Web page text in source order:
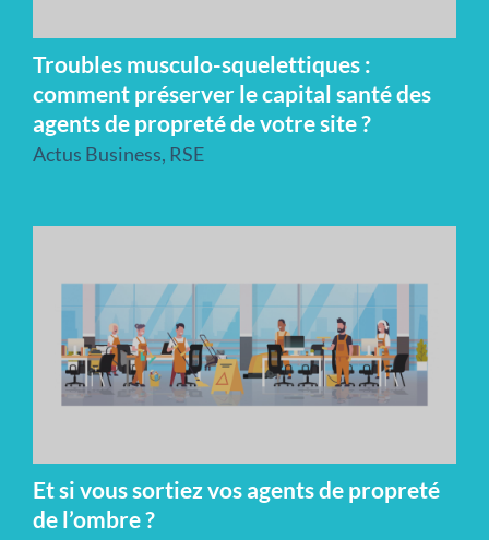
Troubles musculo-squelettiques :
comment préserver le capital santé des
agents de propreté de votre site ?
Actus Business, RSE
Et si vous sortiez vos agents de propreté
de l’ombre ?